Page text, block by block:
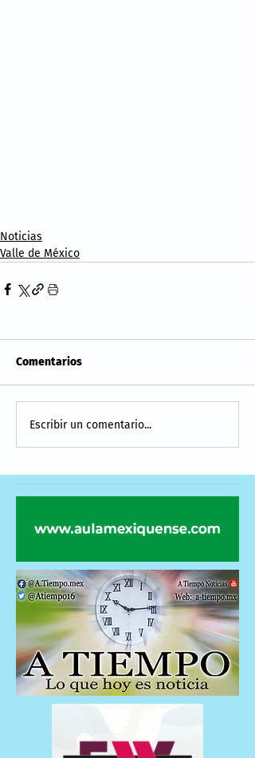
Noticias
Valle de México
Comentarios
Escribir un comentario...